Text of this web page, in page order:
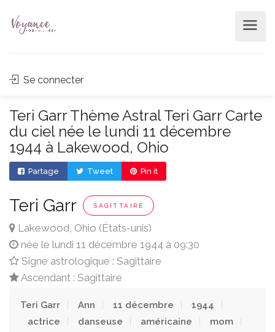
Se connecter
Teri Garr Thème Astral Teri Garr Carte
du ciel née le lundi 11 décembre
1944 à Lakewood, Ohio
Partage Tweet Pin it
Teri Garr SAGITTAIRE
Lakewood, Ohio (États-unis)
née le lundi 11 décembre 1944 à 09:30
Signe astrologique : Sagittaire
Ascendant : Sagittaire
Teri Garr Ann 11 décembre
1944
actrice
danseuse américaine
mom